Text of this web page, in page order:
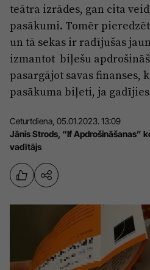
Pašvaldības
Izglītība
Veselība
Ģimene
Vide
Sports
Drošība
Mārupe
teātra izrādes, gan cita
pasākumi. Tomēr
un tā sekas ir radījušas
izmantot biļešu
pasargājot savas finanses,
pasākuma biļeti, ja
Ceturtdiena, 05.01.2023. 13:09
Jānis Strods, “If Apdrošināšanas”
vadītājs